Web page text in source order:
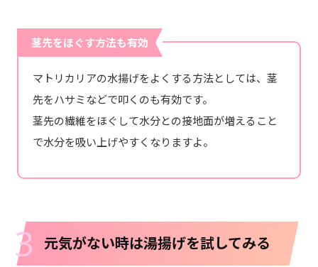
茎先をほぐす方法も有効
マトリカリアの水揚げをよくする方法としては、茎
先をハサミなどで叩くのも有効です。
茎先の繊維をほぐして水分との接地面が増えること
で水分を吸い上げやすくなりますよ。
3 元気がない時は湯揚げを試してみる